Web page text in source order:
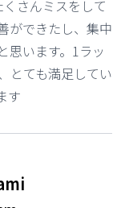
さんミスをして
ができたし、集中
思います。1ラッ
とても満足してい
す